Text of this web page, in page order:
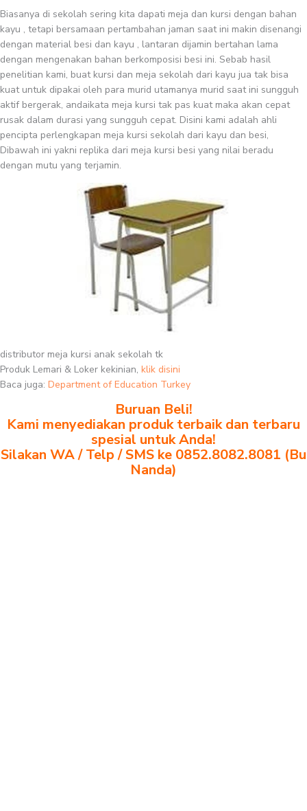
Biasanya di sekolah sering kita dapati meja dan kursi dengan bahan
kayu , tetapi bersamaan pertambahan jaman saat ini makin disenangi
dengan material besi dan kayu , lantaran dijamin bertahan lama
dengan mengenakan bahan berkomposisi besi ini. Sebab hasil
penelitian kami, buat kursi dan meja sekolah dari kayu jua tak bisa
kuat untuk dipakai oleh para murid utamanya murid saat ini sungguh
aktif bergerak, andaikata meja kursi tak pas kuat maka akan cepat
rusak dalam durasi yang sungguh cepat. Disini kami adalah ahli
pencipta perlengkapan meja kursi sekolah dari kayu dan besi,
Dibawah ini yakni replika dari meja kursi besi yang nilai beradu
dengan mutu yang terjamin.
distributor meja kursi anak sekolah tk
Produk Lemari & Loker kekinian, klik disini
Baca juga: Department of Education Turkey
Buruan Beli!
Kami menyediakan produk terbaik dan terbaru
spesial untuk Anda!
Silakan WA / Telp / SMS ke 0852.8082.8081 (Bu
Nanda)